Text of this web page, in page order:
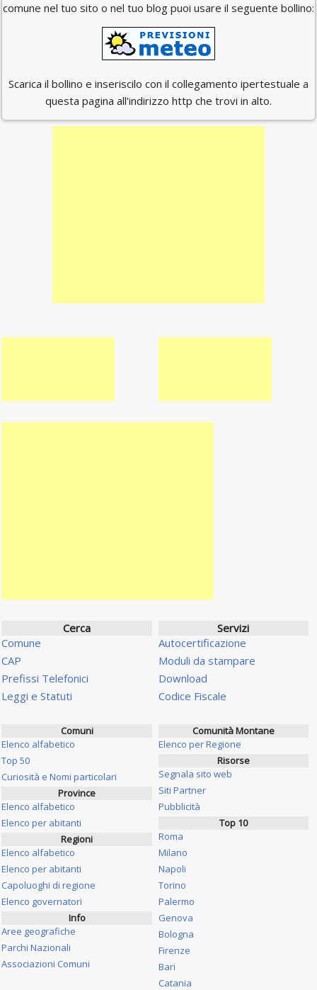
comune nel tuo sito o nel tuo blog puoi usare il seguente bollino:
Scarica il bollino e inseriscilo con il collegamento ipertestuale a
questa pagina all'indirizzo http che trovi in alto.
Cerca
Comune
CAP
Prefissi Telefonici
Leggi e Statuti
Servizi
Autocertificazione
Moduli da stampare
Download
Codice Fiscale
Comuni
Elenco alfabetico
Top 50
Curiosità e Nomi particolari
Province
Elenco alfabetico
Elenco per abitanti
Regioni
Elenco alfabetico
Elenco per abitanti
Capoluoghi di regione
Elenco governatori
Info
Aree geografiche
Parchi Nazionali
Associazioni Comuni
Comunità Montane
Elenco per Regione
Risorse
Segnala sito web
Siti Partner
Pubblicità
Top 10
Roma
Milano
Napoli
Torino
Palermo
Genova
Bologna
Firenze
Bari
Catania